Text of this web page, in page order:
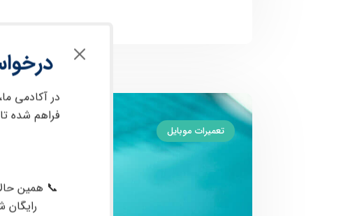
تعمیرات موبایل
در آکادمی
فراهم شده
📞 همین
رایگان